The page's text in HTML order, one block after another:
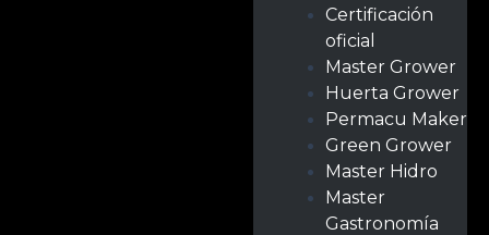
Certificación
oficial
Master Grower
Huerta Grower
Permacu Maker
Green Grower
Master Hidro
Master
Gastronomía